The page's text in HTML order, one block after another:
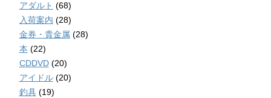
アダルト (68)
入荷案内 (28)
金券・貴金属 (28)
本 (22)
CDDVD(20)
アイドル(20)
釣具(19)